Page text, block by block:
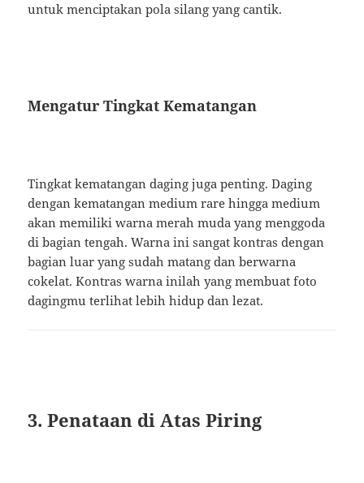
untuk menciptakan pola silang yang cantik.
Mengatur Tingkat Kematangan
Tingkat kematangan daging juga penting. Daging
dengan kematangan medium rare hingga medium
akan memiliki warna merah muda yang menggoda
di bagian tengah. Warna ini sangat kontras dengan
bagian luar yang sudah matang dan berwarna
cokelat. Kontras warna inilah yang membuat foto
dagingmu terlihat lebih hidup dan lezat.
3. Penataan di Atas Piring